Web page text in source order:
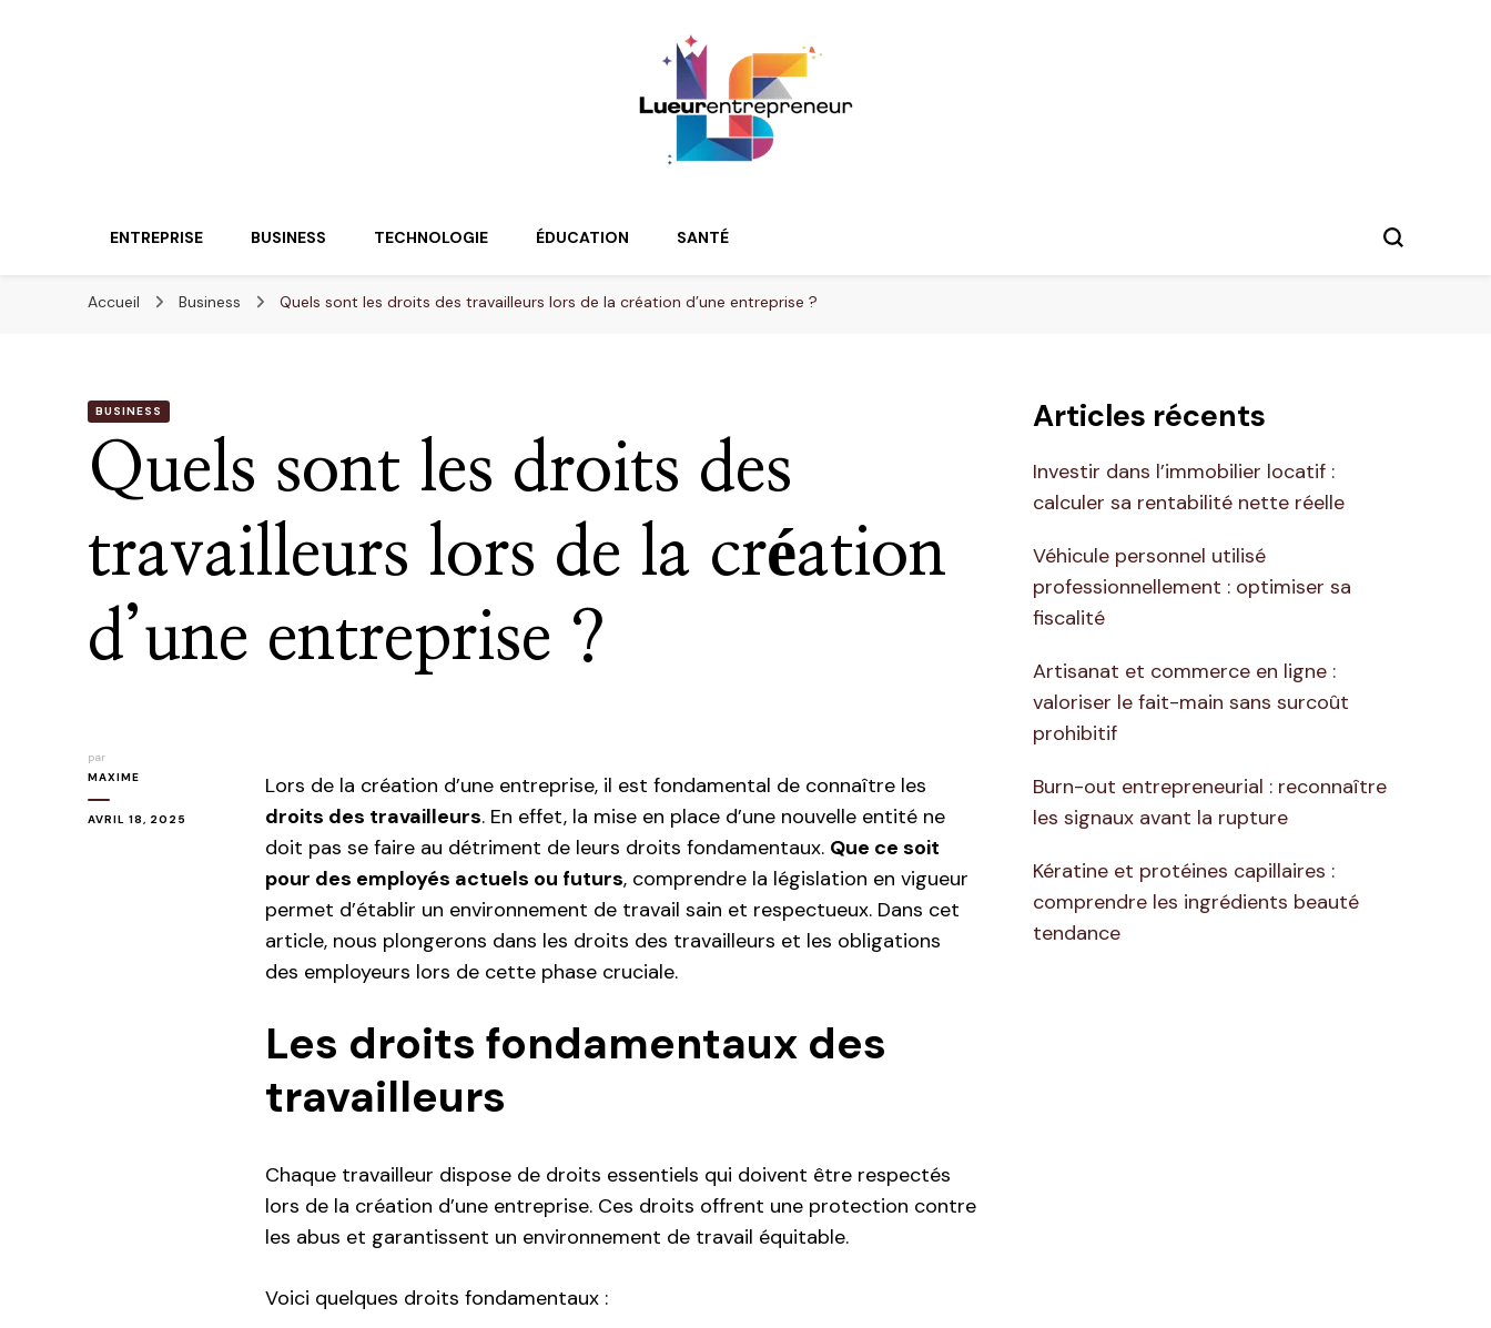
ENTREPRISE BUSINESS TECHNOLOGIE ÉDUCATION SANTÉ
Accueil Business Quels sont les droits des travailleurs lors de la création d’une entreprise ?
BUSINESS
Quels sont les droits des
travailleurs lors de la création
d’une entreprise ?
par
MAXIME
AVRIL 18, 2025
Lors de la création d’une entreprise, il est fondamental de connaître les
droits des travailleurs. En effet, la mise en place d’une nouvelle entité ne
doit pas se faire au détriment de leurs droits fondamentaux. Que ce soit
pour des employés actuels ou futurs, comprendre la législation en vigueur
permet d’établir un environnement de travail sain et respectueux. Dans cet
article, nous plongerons dans les droits des travailleurs et les obligations
des employeurs lors de cette phase cruciale.
Les droits fondamentaux des
travailleurs
Chaque travailleur dispose de droits essentiels qui doivent être respectés
lors de la création d’une entreprise. Ces droits offrent une protection contre
les abus et garantissent un environnement de travail équitable.
Voici quelques droits fondamentaux :
Articles récents
Investir dans l’immobilier locatif :
calculer sa rentabilité nette réelle
Véhicule personnel utilisé
professionnellement : optimiser sa
fiscalité
Artisanat et commerce en ligne :
valoriser le fait-main sans surcoût
prohibitif
Burn-out entrepreneurial : reconnaître
les signaux avant la rupture
Kératine et protéines capillaires :
comprendre les ingrédients beauté
tendance